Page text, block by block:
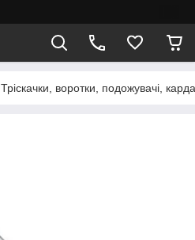
Тріскачки, воротки, подожувачі,